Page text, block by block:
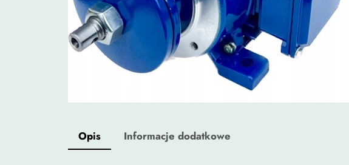
Opis Informacje dodatkowe